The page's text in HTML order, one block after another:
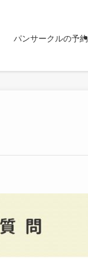
パンサークルの予約